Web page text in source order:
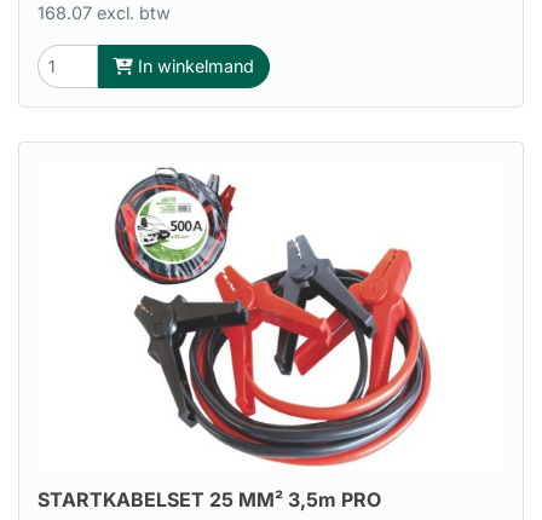
168.07 excl. btw
In winkelmand
STARTKABELSET 25 MM² 3,5m PRO